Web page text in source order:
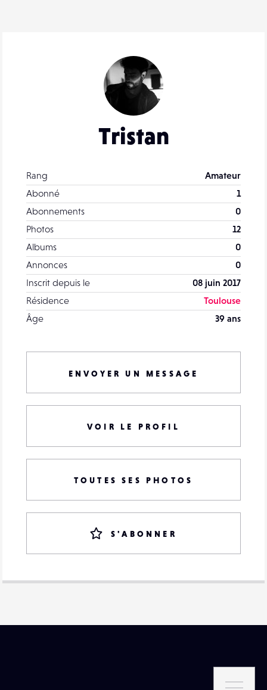
Tristan
Rang
Amateur
Abonné
1
Abonnements
0
Photos
12
Albums
0
Annonces
0
Inscrit depuis le
08 juin 2017
Résidence
Toulouse
Âge
39 ans
ENVOYER UN MESSAGE
VOIR LE PROFIL
TOUTES SES PHOTOS
S'ABONNER